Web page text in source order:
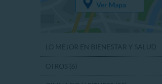
Ver Mapa